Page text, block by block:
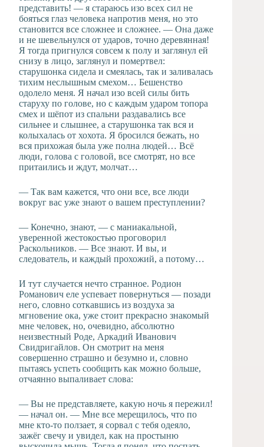
представить! — я стараюсь изо всех сил не
бояться глаз человека напротив меня, но это
становится все сложнее и сложнее. — Она даже
и не шевельнулся от ударов, точно деревянная!
Я тогда пригнулся совсем к полу и заглянул ей
снизу в лицо, заглянул и помертвел:
старушонка сидела и смеялась, так и заливалась
тихим неслышным смехом… Бешенство
одолело меня. Я начал изо всей силы бить
старуху по голове, но с каждым ударом топора
смех и шёпот из спальни раздавались все
сильнее и слышнее, а старушонка так вся и
колыхалась от хохота. Я бросился бежать, но
вся прихожая была уже полна людей… Всё
люди, голова с головой, все смотрят, но все
притаились и ждут, молчат…
— Так вам кажется, что они все, все люди
вокруг вас уже знают о вашем преступлении?
— Конечно, знают, — с маниакальной,
уверенной жестокостью проговорил
Раскольников. — Все знают. И вы, и
следователь, и каждый прохожий, а потому…
И тут случается нечто странное. Родион
Романович еле успевает повернуться — позади
него, словно соткавшись из воздуха за
мгновение ока, уже стоит прекрасно знакомый
мне человек, но, очевидно, абсолютно
неизвестный Роде, Аркадий Иванович
Свидригайлов. Он смотрит на меня
совершенно страшно и безумно и, словно
пытаясь успеть сообщить как можно больше,
отчаянно выпаливает слова:
— Вы не представляете, какую ночь я пережил!
— начал он. — Мне все мерещилось, что по
мне кто-то ползает, я сорвал с тебя одеяло,
зажёг свечу и увидел, как на простыню